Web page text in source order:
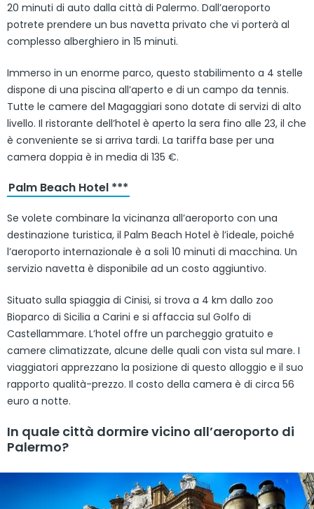
20 minuti di auto dalla città di Palermo. Dall’aeroporto
potrete prendere un bus navetta privato che vi porterà al
complesso alberghiero in 15 minuti.
Immerso in un enorme parco, questo stabilimento a 4 stelle
dispone di una piscina all’aperto e di un campo da tennis.
Tutte le camere del Magaggiari sono dotate di servizi di alto
livello. Il ristorante dell’hotel è aperto la sera fino alle 23, il che
è conveniente se si arriva tardi. La tariffa base per una
camera doppia è in media di 135 €.
Palm Beach Hotel ***
Se volete combinare la vicinanza all’aeroporto con una
destinazione turistica, il Palm Beach Hotel è l’ideale, poiché
l’aeroporto internazionale è a soli 10 minuti di macchina. Un
servizio navetta è disponibile ad un costo aggiuntivo.
Situato sulla spiaggia di Cinisi, si trova a 4 km dallo zoo
Bioparco di Sicilia a Carini e si affaccia sul Golfo di
Castellammare. L’hotel offre un parcheggio gratuito e
camere climatizzate, alcune delle quali con vista sul mare. I
viaggiatori apprezzano la posizione di questo alloggio e il suo
rapporto qualità-prezzo. Il costo della camera è di circa 56
euro a notte.
In quale città dormire vicino all’aeroporto di
Palermo?